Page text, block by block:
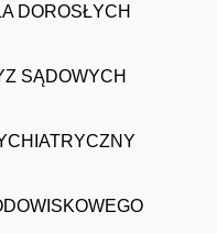
DOROSŁYCH
SĄDOWYCH